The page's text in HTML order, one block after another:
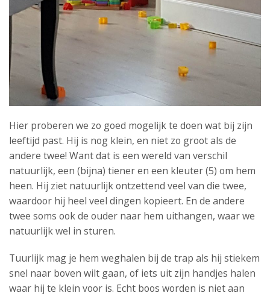
Hier proberen we zo goed mogelijk te doen wat bij zijn
leeftijd past. Hij is nog klein, en niet zo groot als de
andere twee! Want dat is een wereld van verschil
natuurlijk, een (bijna) tiener en een kleuter (5) om hem
heen. Hij ziet natuurlijk ontzettend veel van die twee,
waardoor hij heel veel dingen kopieert. En de andere
twee soms ook de ouder naar hem uithangen, waar we
natuurlijk wel in sturen.
Tuurlijk mag je hem weghalen bij de trap als hij stiekem
snel naar boven wilt gaan, of iets uit zijn handjes halen
waar hij te klein voor is. Echt boos worden is niet aan